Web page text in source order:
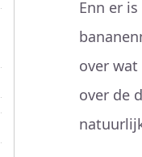
Enn er
over
over de